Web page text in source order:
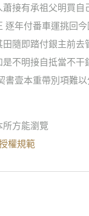
蕭接有承祖父明買
逐年付番車運挑回
田隨即踏付銀主前
是不明接自抵當不
書壹本重帶別項難
所方能瀏覽
權規範